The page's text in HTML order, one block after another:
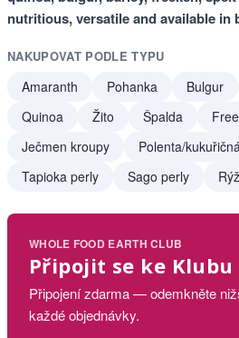
nutritious, versatile and available in
NAKUPOVAT PODLE TYPU
Amaranth Pohanka Bulgur
Quinoa
Žito Špalda
Ječmen kroupy
Polenta/
Tapioka perly
Sago perly
WHOLE FOOD EARTH CLUB
Připojit se ke Klubu
Připojení zdarma — odemkněte
každé objednávky.